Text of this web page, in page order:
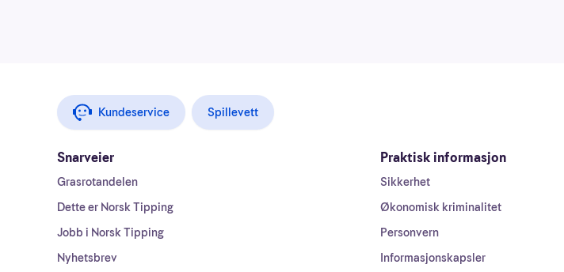
Kundeservice Spillevett
Snarveier
Grasrotandelen
Dette er Norsk Tipping
Jobb i Norsk Tipping
Nyhetsbrev
Praktisk informasjon
Sikkerhet
Økonomisk kriminalitet
Personvern
Informasjonskapsler